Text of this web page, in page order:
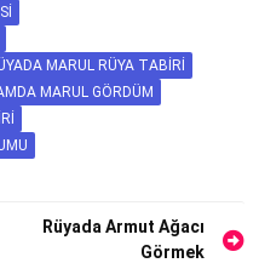
MARUL RÜYA TABIRI
MARUL GÖRDÜM
Rüyada Armut Ağacı
Görmek